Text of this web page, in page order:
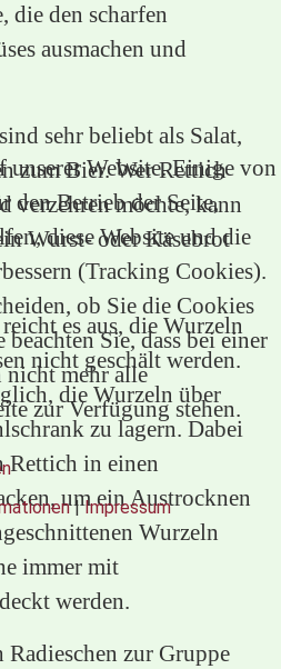
die den scharfen
ausmachen und
sehr beliebt als Salat,
zum Bier. Wer Rettich
verzehren möchte, kann
Wurst- oder Käsebrot
es aus, die Wurzeln
nicht geschält werden.
die Wurzeln über
zu lagern. Dabei
Rettich in einen
um ein Austrocknen
Wurzeln
immer mit
werden.
zur Gruppe
Website. Einige von
den Betrieb der Seite,
diese Website und die
(Tracking Cookies).
ob Sie die Cookies
Sie, dass bei einer
mehr alle
zur Verfügung stehen.
|Impressum